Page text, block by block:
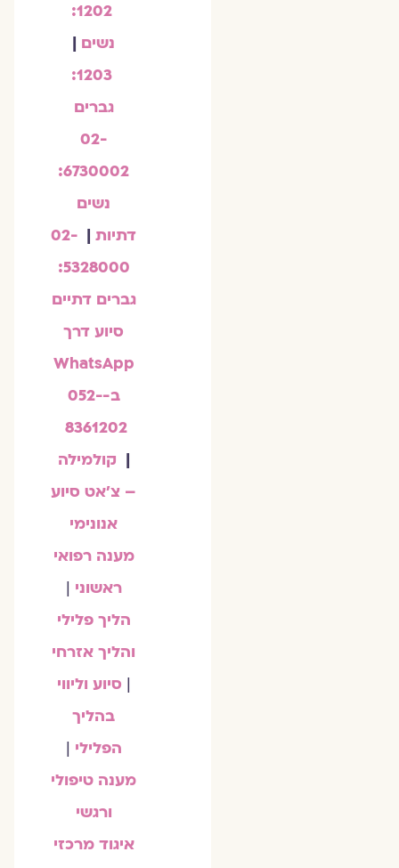
1202:
נשים|
1203:
גברים
02-
6730002:
נשים
דתיות|
02-
5328000:
גברים דתיים
סיוע דרך
WhatsApp
ב-052-
8361202
| קולמילה
– צ'אט סיוע
אנונימי
מענה רפואי
ראשוני|
הליך פלילי
והליך אזרחי
סיוע וליווי
בהליך
הפלילי|
מענה טיפולי
ורגשי
איגוד מרכזי